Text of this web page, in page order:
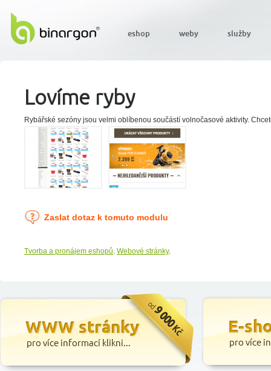
Lovíme ryby
Rybářské sezóny jsou velmi oblíbenou součástí volnočasové aktivity.
Zaslat dotaz k tomuto modulu
Tvorba a pronájem eshopů. Webové stránky.
eshop weby služby